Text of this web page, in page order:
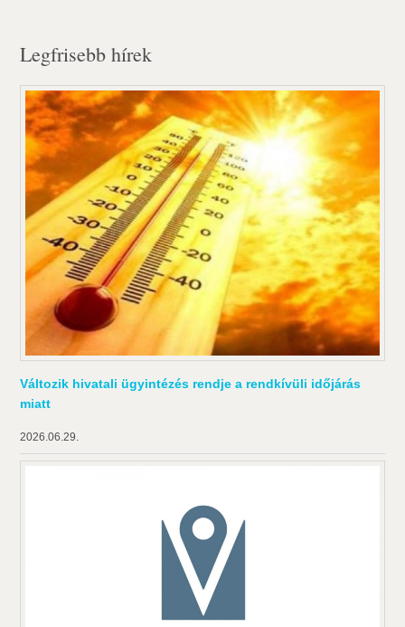
Legfrisebb hírek
Változik hivatali ügyintézés rendje a rendkívüli időjárás
miatt
2026.06.29.